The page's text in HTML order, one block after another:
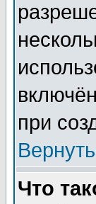
при
Что